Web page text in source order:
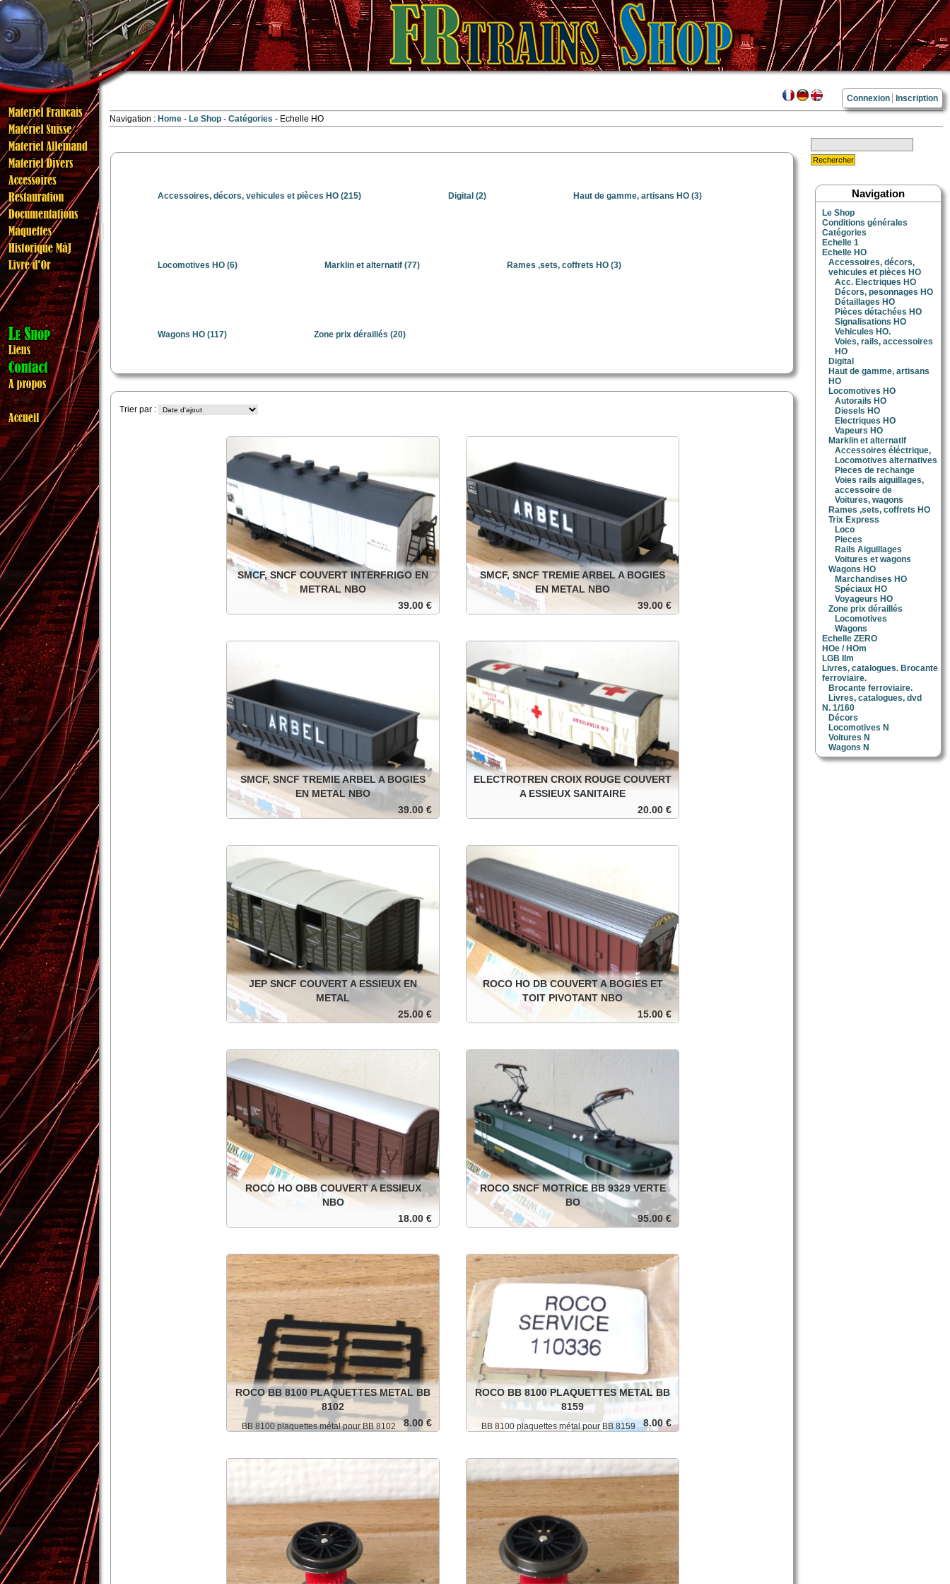
Connexion Inscription
Navigation : Home Le Shop Catégories Echelle HO
Accessoires, décors, vehicules et pièces HO (215) Digital (2) Haut de gamme, artisans HO (3)
Locomotives HO (6) Marklin et alternatif (77) Rames ,sets, coffrets HO (3)
Wagons HO (117) Zone prix déraillés (20)
Trier par :
SMCF, SNCF COUVERT INTERFRIGO EN
METRAL NBO
39.00 €
SMCF, SNCF TREMIE ARBEL A BOGIES
EN METAL NBO
39.00 €
SMCF, SNCF TREMIE ARBEL A BOGIES
EN METAL NBO
39.00 €
Détails
ELECTROTREN CROIX ROUGE COUVERT
A ESSIEUX SANITAIRE
20.00 €
Détails
JEP SNCF COUVERT A ESSIEUX EN
METAL
25.00 €
Détails
ROCO HO DB COUVERT A BOGIES ET
TOIT PIVOTANT NBO
15.00 €
Ajouter au panier
ROCO HO OBB COUVERT A ESSIEUX
NBO
18.00 €
Ajouter au panier
Détails
ROCO SNCF MOTRICE BB 9329 VERTE
BO
95.00 €
Ajouter au panier
Détails
ROCO BB 8100 PLAQUETTES METAL BB
8102
8.00 €
BB 8100 plaquettes métal pour BB 8102
ROCO BB 8100 PLAQUETTES METAL BB
8159
8.00 €
BB 8100 plaquettes métal pour BB 8159
Navigation
Le Shop
Conditions générales
Catégories
Echelle 1
Echelle HO
Accessoires, décors,
vehicules et pièces HO
Acc. Electriques HO
Décors, pesonnages HO
Détaillages HO
Pièces détachées HO
Signalisations HO
Vehicules HO.
Voies, rails, accessoires
HO
Digital
Haut de gamme, artisans
HO
Locomotives HO
Autorails HO
Diesels HO
Electriques HO
Vapeurs HO
Marklin et alternatif
Accessoires éléctrique,
Locomotives alternatives
Pieces de rechange
Voies rails aiguillages,
accessoire de
Voitures, wagons
Rames ,sets, coffrets HO
Trix Express
Loco
Pieces
Rails Aiguillages
Voitures et wagons
Wagons HO
Marchandises HO
Spéciaux HO
Voyageurs HO
Zone prix déraillés
Locomotives
Wagons
Echelle ZERO
HOe / HOm
LGB IIm
Livres, catalogues. Brocante
ferroviaire.
Brocante ferroviaire.
Livres, catalogues, dvd
N. 1/160
Décors
Locomotives N
Voitures N
Wagons N